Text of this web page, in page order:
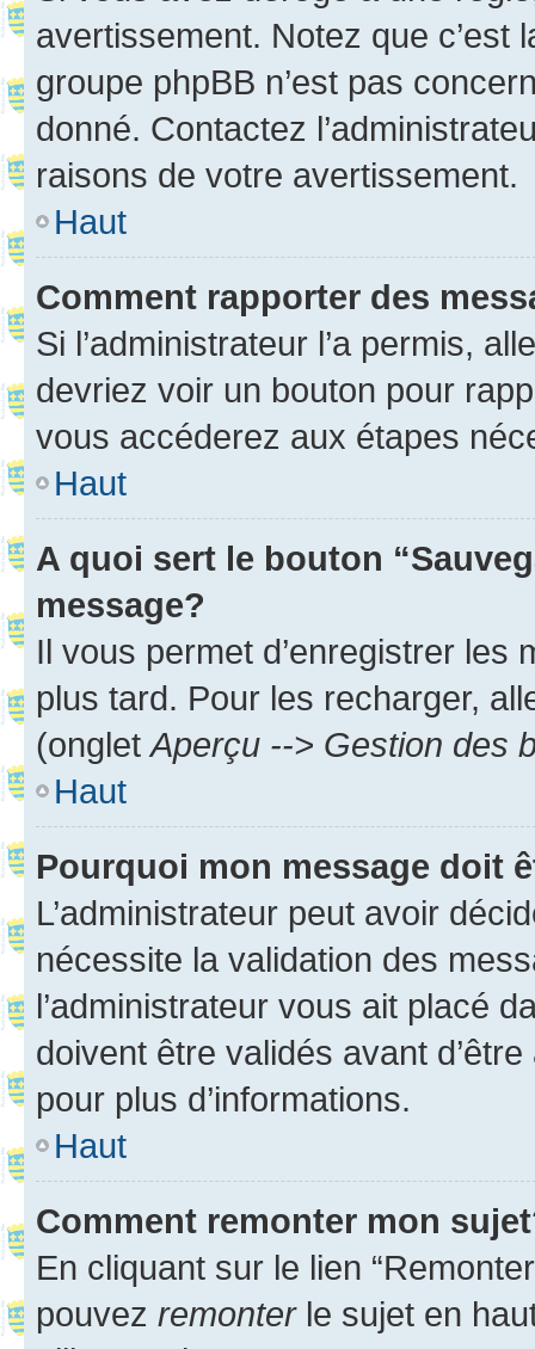
avertissement. Notez que c’est
groupe phpBB n’est pas
donné. Contactez
raisons de votre avertissement.
Haut
Comment rapporter des
Si l’administrateur l’a permis,
devriez voir un bouton pour
vous accéderez aux étapes
Haut
A quoi sert le bouton
message?
Il vous permet d’enregistrer
plus tard. Pour les recharger,
(onglet Aperçu --> Gestion des
Haut
Pourquoi mon message doit
L’administrateur peut avoir
nécessite la validation des
l’administrateur vous ait placé
doivent être validés avant
pour plus d’informations.
Haut
Comment remonter mon
En cliquant sur le lien
pouvez remonterle sujet en